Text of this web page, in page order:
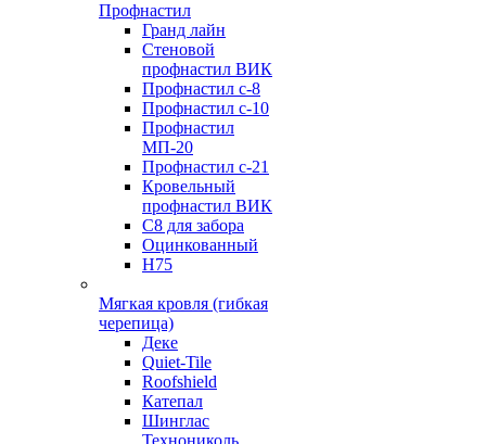
Профнастил
Гранд лайн
Стеновой
профнастил ВИК
Профнастил с-8
Профнастил с-10
Профнастил
МП-20
Профнастил с-21
Кровельный
профнастил ВИК
С8 для забора
Оцинкованный
Н75
Мягкая кровля (гибкая
черепица)
Деке
Quiet-Tile
Roofshield
Катепал
Шинглас
Технониколь